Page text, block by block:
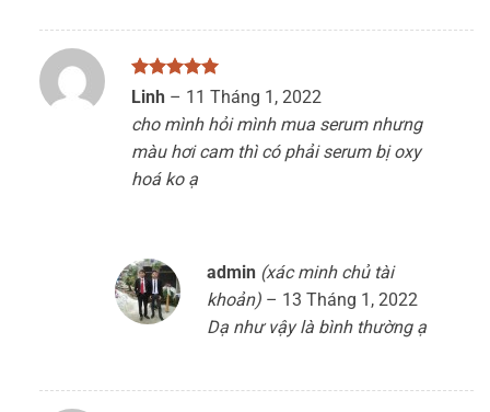
Được xếp
hạng
5
sao
Linh – 11 Tháng 1, 2022
cho mình hỏi mình mua serum nhưng
màu hơi cam thì có phải serum bị oxy
hoá ko ạ
admin (xác minh chủ tài
khoản) – 13 Tháng 1, 2022
Dạ như vậy là bình thường ạ